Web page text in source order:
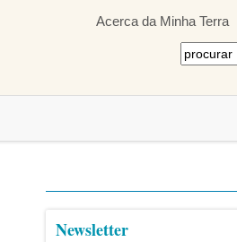
Acerca da Minha Terra
Newsletter